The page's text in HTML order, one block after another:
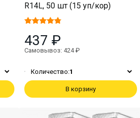
R14L, 50 шт (15 уп/кор)
437 ₽
Самовывоз: 424 ₽
Количество:1
В корзину